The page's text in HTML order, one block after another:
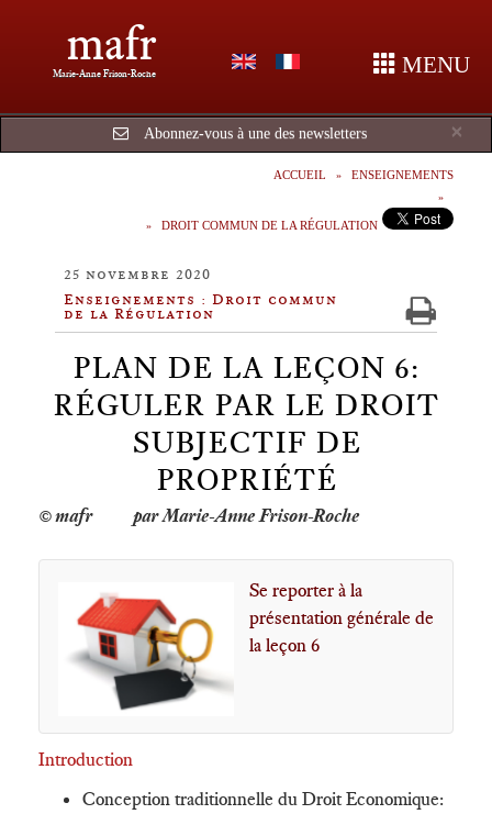
mafr
Marie-Anne Frison-Roche MENU
×
Abonnez-vous à une des newsletters
ACCUEIL ENSEIGNEMENTS
DROIT COMMUN DE LA RÉGULATION
25 novembre 2020
Enseignements : Droit commun
de la Régulation
PLAN DE LA LEÇON 6:
RÉGULER PAR LE DROIT
SUBJECTIF DE
PROPRIÉTÉ
par Marie-Anne Frison-Roche
Se reporter à la
présentation générale de
la leçon 6
Introduction
Conception traditionnelle du Droit Economique: